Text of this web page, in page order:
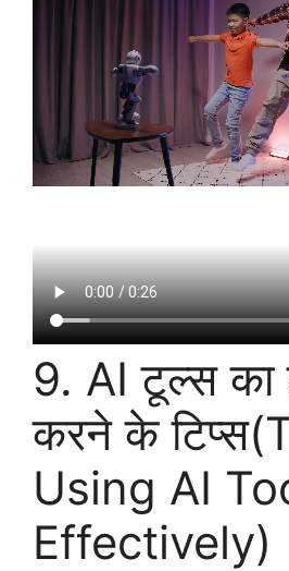
9. AI टूल्स का
करने के
Using AI
Effectively)